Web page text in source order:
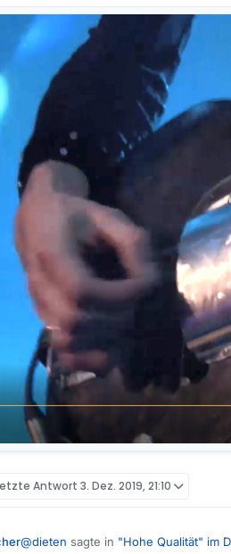
Antwort 3. Dez. 2019, 21:10
@dieten sagte in "Hohe Qualität" im